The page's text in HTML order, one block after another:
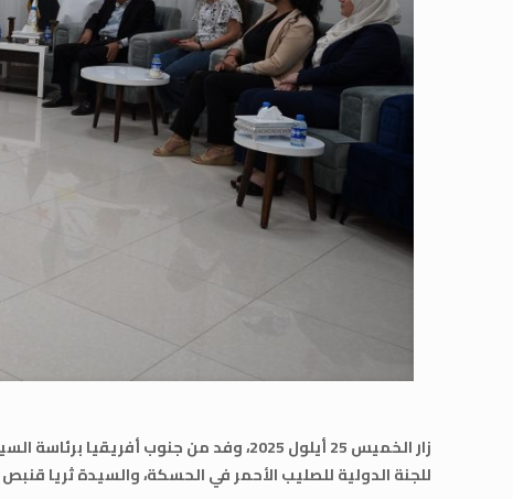
زار الخميس 25 أيلول 2025، وفد من
للجنة الدولية للصليب الأحمر في الحسكة، والسيدة ثريا